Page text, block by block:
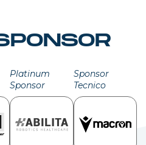
Platinum
Sponsor
Sponsor
Tecnico